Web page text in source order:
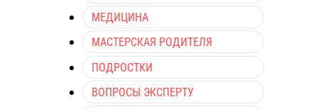
МЕДИЦИНА
МАСТЕРСКАЯ РОДИТЕЛЯ
ПОДРОСТКИ
ВОПРОСЫ ЭКСПЕРТУ